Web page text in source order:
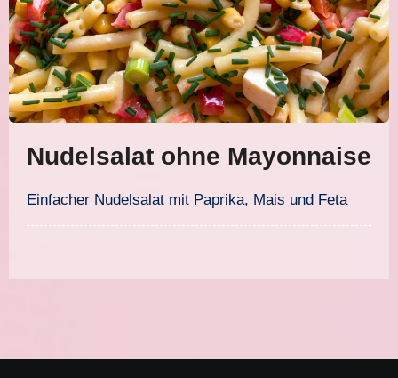
Nudelsalat ohne Mayonnaise
Einfacher Nudelsalat mit Paprika, Mais und Feta